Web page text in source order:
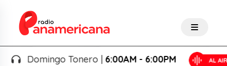
Domingo Tonero |6:00AM - 6:00PM